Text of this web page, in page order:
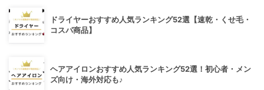
ドライヤーおすすめ人気ランキング52選【速乾・くせ毛・
コスパ商品】
ヘアアイロンおすすめ人気ランキング52選！初心者・メン
ズ向け・海外対応も♪